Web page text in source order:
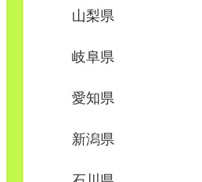
山梨県
岐阜県
愛知県
新潟県